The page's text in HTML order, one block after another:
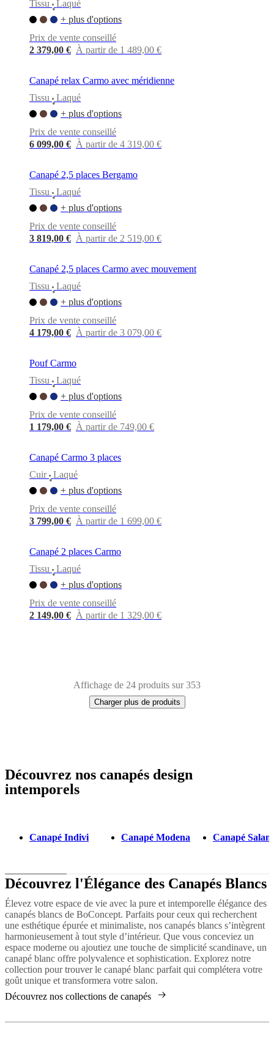
Tissu
•
Laqué
+ plus d'options
Prix de vente conseillé
2 379,00 € À partir de 1 489,00 €
Canapé relax Carmo avec méridienne
Tissu
•
Laqué
+ plus d'options
Prix de vente conseillé
6 099,00 € À partir de 4 319,00 €
Canapé 2,5 places Bergamo
Tissu
•
Laqué
+ plus d'options
Prix de vente conseillé
3 819,00 € À partir de 2 519,00 €
Canapé 2,5 places Carmo avec mouvement
Tissu
•
Laqué
+ plus d'options
Prix de vente conseillé
4 179,00 € À partir de 3 079,00 €
Pouf Carmo
Tissu
•
Laqué
+ plus d'options
Prix de vente conseillé
1 179,00 € À partir de 749,00 €
Canapé Carmo 3 places
Cuir
•
Laqué
+ plus d'options
Prix de vente conseillé
3 799,00 € À partir de 1 699,00 €
Canapé 2 places Carmo
Tissu
•
Laqué
+ plus d'options
Prix de vente conseillé
2 149,00 € À partir de 1 329,00 €
Affichage de 24 produits sur 353
Charger plus de produits
Next
page
BlancTissuMétalCuirChêneBoisAluminiumLaqué
Découvrez nos canapés design
intemporels
Canapé Indivi Canapé Modena Canapé
Découvrez l'Élégance des Canapés Blancs
Élevez votre espace de vie avec la pure et intemporelle élégance des
canapés blancs de BoConcept. Parfaits pour ceux qui recherchent
une esthétique épurée et minimaliste, nos canapés blancs s’intègrent
harmonieusement à tout style d’intérieur. Que vous conceviez un
espace moderne ou ajoutiez une touche de simplicité scandinave, un
canapé blanc offre polyvalence et sophistication. Explorez notre
collection pour trouver le canapé blanc parfait qui complétera votre
goût unique et transformera votre salon.
Découvrez nos collections de canapés